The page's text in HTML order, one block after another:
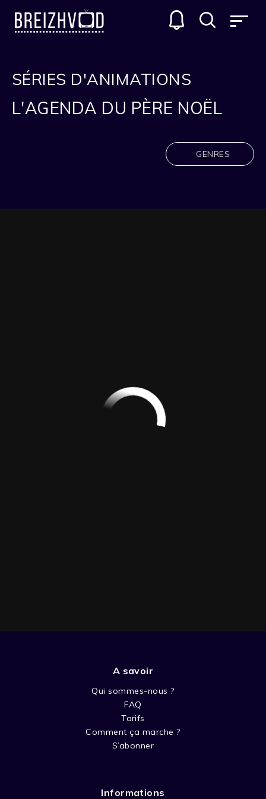
SÉRIES D'ANIMATIONS
L'AGENDA DU PÈRE NOËL
GENRES
L'AGENDA DU PÈRE NOËL - SAISON 1
A savoir
Qui sommes-nous ?
FAQ
Tarifs
Comment ça marche ?
S’abonner
Informations